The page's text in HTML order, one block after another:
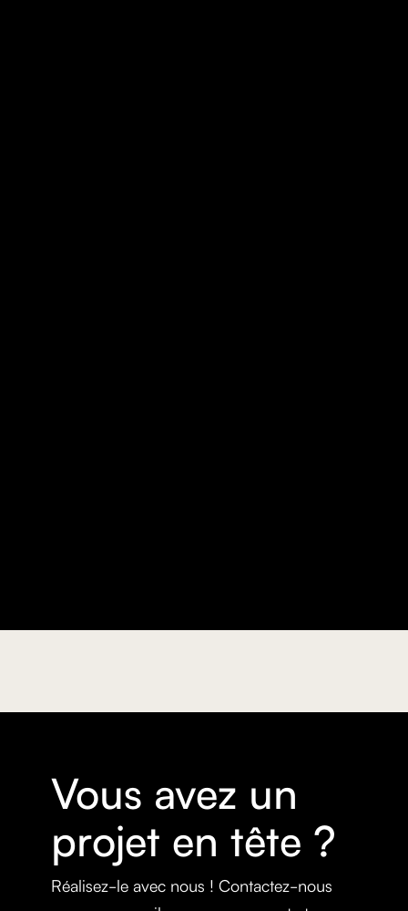
Vous avez un
projet en tête ?
Réalisez-le avec nous ! Contactez-nous